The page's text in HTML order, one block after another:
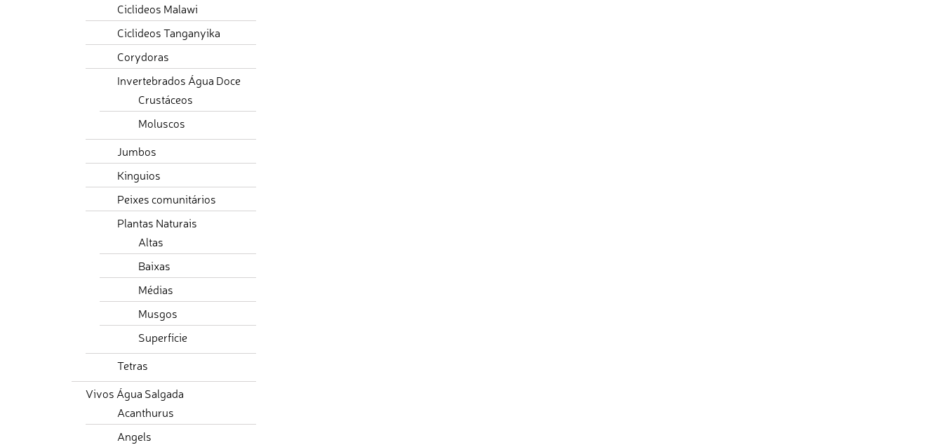
Ciclideos Malawi
Ciclideos Tanganyika
Corydoras
Invertebrados Água Doce
Crustáceos
Moluscos
Jumbos
Kinguios
Peixes comunitários
Plantas Naturais
Altas
Baixas
Médias
Musgos
Superfície
Tetras
Vivos Água Salgada
Acanthurus
Angels